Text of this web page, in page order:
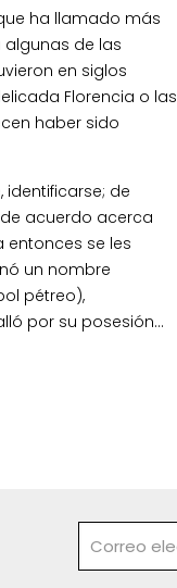
ha llamado más
de las
en siglos
Florencia o las
haber sido
de
acuerdo acerca
entonces se les
un nombre
pétreo),
por su posesión…